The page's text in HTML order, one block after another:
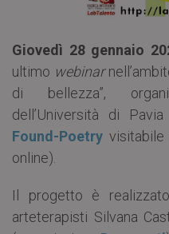
Giovedì 28 gennaio
ultimo webinar
di bellezza”,
dell’Università di
Found-Poetry
online).
Il progetto è
arteterapisti Silvana